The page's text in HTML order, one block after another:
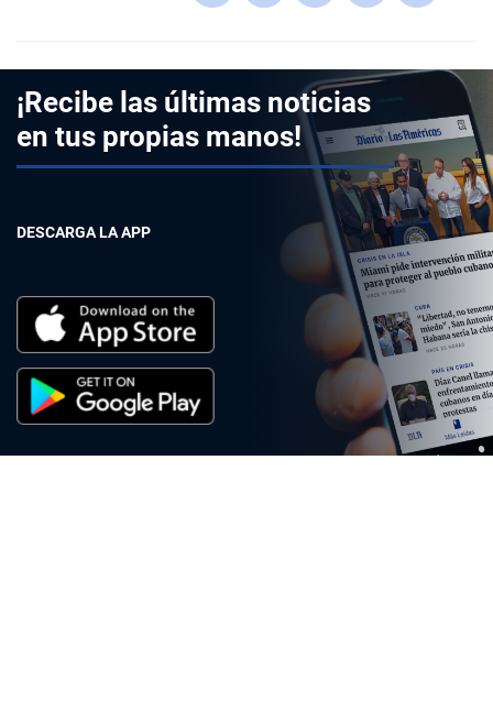
¡Recibe las últimas noticias
en tus propias manos!
DESCARGA LA APP